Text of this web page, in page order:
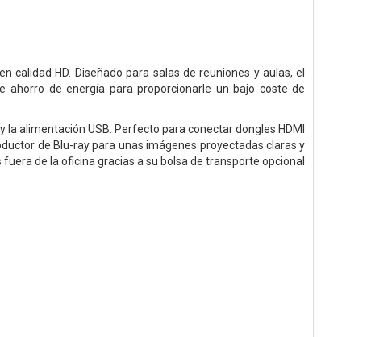
HD. Diseñado para salas de reuniones y aulas, el
ahorro de energía para proporcionarle un bajo coste de
alimentación USB. Perfecto para conectar dongles HDMI
de Blu-ray para unas imágenes proyectadas claras y
de la oficina gracias a su bolsa de transporte opcional